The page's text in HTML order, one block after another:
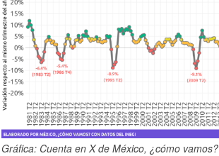
Gráfica: Cuenta en X de México, ¿cómo vamos?